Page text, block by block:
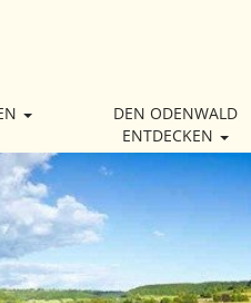
DEN ODENWALD
ENTDECKEN